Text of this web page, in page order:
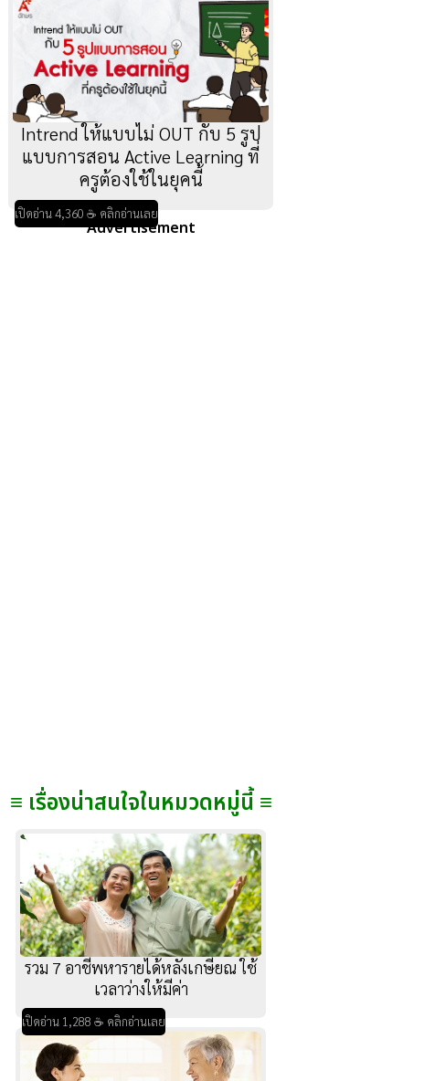
Intrend ให้แบบไม่ OUT กับ 5 รูป
แบบการสอน Active Learning ที่
ครูต้องใช้ในยุคนี้
เปิดอ่าน 4,360 ☕ คลิกอ่านเลย
Advertisement
≡ เรื่องน่าสนใจในหมวดหมู่นี้ ≡
รวม 7 อาชีพหารายได้หลังเกษียณ ใช้
เวลาว่างให้มีค่า
เปิดอ่าน 1,288 ☕ คลิกอ่านเลย